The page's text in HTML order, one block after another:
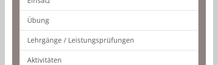
Übung
Lehrgänge / Leistungsprüfungen
Aktivitäten